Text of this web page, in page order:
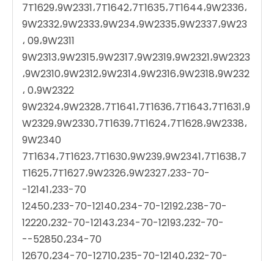
7T1629،9W2331،7T1642،7T1635،7T1644،9W2336،
9W2332،9W2333،9W234،9W2335،9W2337،9W23
09،9W2311 ،
9W2313،9W2315،9W2317،9W2319،9W2321،9W2323
،9W2310،9W2312،9W2314،9W2316،9W2318،9W232
0،9W2322 ،
9W2324،9W2328،7T1641،7T1636،7T1643،7T1631،9
W2329،9W2330،7T1639،7T1624،7T1628،9W2338،
9W2340
7T1634،7T1623،7T1630،9W239،9W2341،7T1638،7
T1625،7T1627،9W2326،9W2327،233-70-
12141،233-70-
12450،233-70-12140،234-70-12192،238-70-
12220،232-70-12143،234-70-12193،232-70-
52850،234-70--
12670،234-70-12710،235-70-12140،232-70-